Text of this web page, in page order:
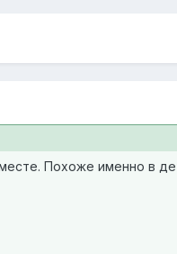
Похоже именно в